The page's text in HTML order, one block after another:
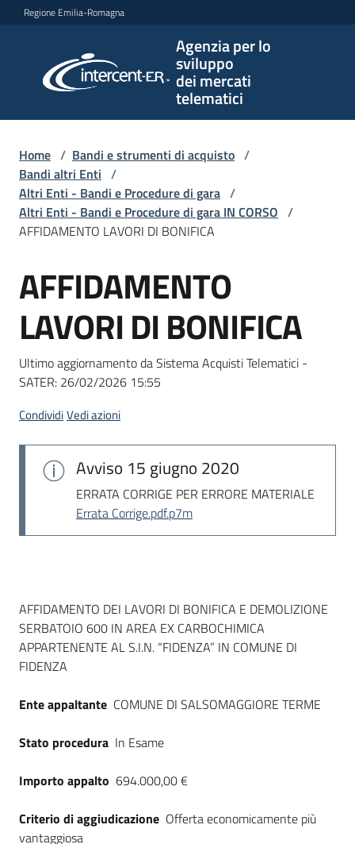
Vai al contenuto
Vai alla navigazione
Vai al footer
Regione Emilia-Romagna
Agenzia per lo
sviluppo
dei mercati
telematici
per lo
sviluppo
telematici
L'Agenzia
Bandi
strumenti
acquisto
Piattaforme
telematiche
English
site
su
Home / Bandi e strumenti di acquisto /
Bandi altri Enti /
Altri Enti - Bandi e Procedure di gara /
Altri Enti - Bandi e Procedure di gara IN CORSO /
AFFIDAMENTO LAVORI DI BONIFICA
Salta al contenuto
AFFIDAMENTO
LAVORI DI BONIFICA
Ultimo aggiornamento da Sistema Acquisti Telematici -
SATER: 26/02/2026 15:55
CondividiVedi azioni
Avviso 15 giugno 2020
ERRATA CORRIGE PER ERRORE MATERIALE
Errata Corrige.pdf.p7m
Dati del bando
AFFIDAMENTO DEI LAVORI DI BONIFICA E DEMOLIZIONE
SERBATOIO 600 IN AREA EX CARBOCHIMICA
APPARTENENTE AL S.I.N. “FIDENZA” IN COMUNE DI
FIDENZA
Ente appaltante COMUNE DI SALSOMAGGIORE TERME
Stato procedura In Esame
Importo appalto 694.000,00 €
Criterio di aggiudicazione Offerta economicamente più
vantaggiosa